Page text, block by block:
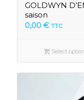
GOLDWYN
saison
0,00 € TTC
Select